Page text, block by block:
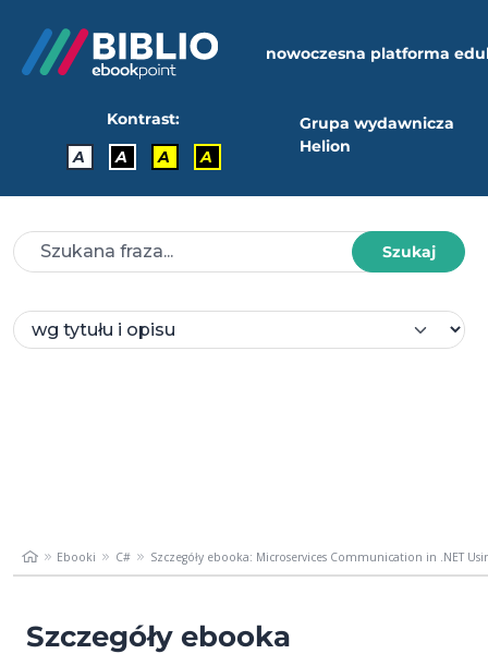
nowoczesna platforma
Kontrast:
A
A A A
Grupa wydawnicza
Helion
Szukaj
Ebooki C# Szczegóły ebooka: Microservices Communication in .NET
Szczegóły ebooka